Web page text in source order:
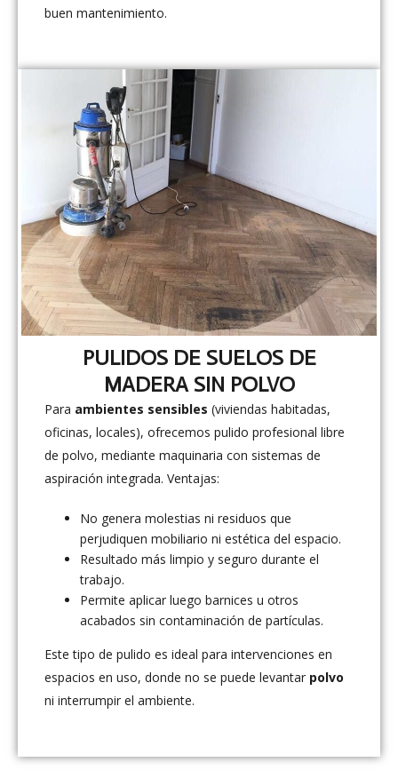
buen mantenimiento.
PULIDOS DE SUELOS DE
MADERA SIN POLVO
Para ambientes sensibles (viviendas habitadas,
oficinas, locales), ofrecemos pulido profesional libre
de polvo, mediante maquinaria con sistemas de
aspiración integrada. Ventajas:
No genera molestias ni residuos que
perjudiquen mobiliario ni estética del espacio.
Resultado más limpio y seguro durante el
trabajo.
Permite aplicar luego barnices u otros
acabados sin contaminación de partículas.
Este tipo de pulido es ideal para intervenciones en
espacios en uso, donde no se puede levantar polvo
ni interrumpir el ambiente.